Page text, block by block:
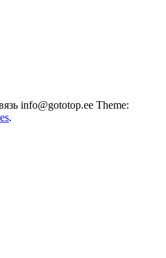
info@gototop.ee Theme:
.